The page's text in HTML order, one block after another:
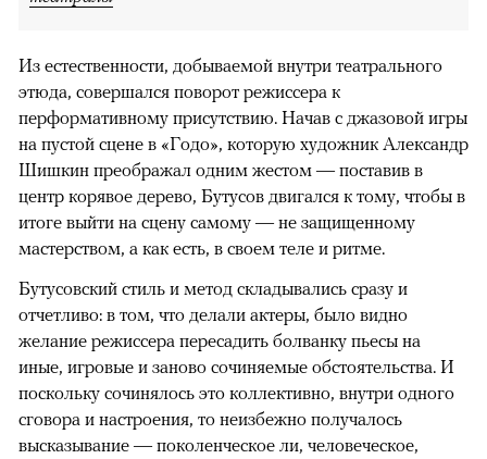
Из естественности, добываемой внутри театрального
этюда, совершался поворот режиссера к
перформативному присутствию. Начав с джазовой игры
на пустой сцене в «Годо», которую художник Александр
Шишкин преображал одним жестом — поставив в
центр корявое дерево, Бутусов двигался к тому, чтобы в
итоге выйти на сцену самому — не защищенному
мастерством, а как есть, в своем теле и ритме.
Бутусовский стиль и метод складывались сразу и
отчетливо: в том, что делали актеры, было видно
желание режиссера пересадить болванку пьесы на
иные, игровые и заново сочиняемые обстоятельства. И
поскольку сочинялось это коллективно, внутри одного
сговора и настроения, то неизбежно получалось
высказывание — поколенческое ли, человеческое,